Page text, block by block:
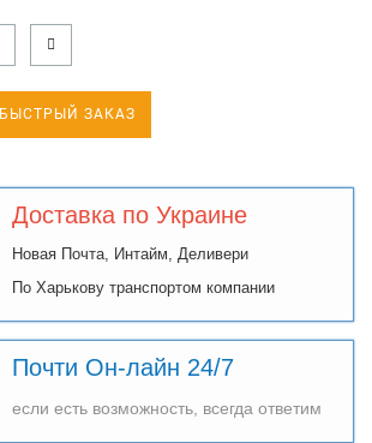
БЫСТРЫЙ ЗАКАЗ
Доставка по Украине
Новая Почта, Интайм, Деливери
По Харькову транспортом компании
Почти Он-лайн 24/7
если есть возможность, всегда ответим